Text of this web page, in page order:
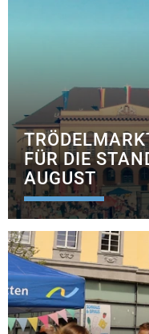
FÜR DIE
AUGUST